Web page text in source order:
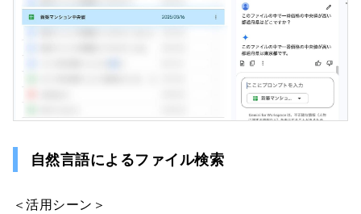
自然言語によるファイル検索
＜活用シーン＞